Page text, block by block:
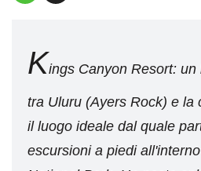
Kings Canyon Resort:
tra Uluru (Ayers Rock) e la
il luogo ideale dal quale
escursioni a piedi